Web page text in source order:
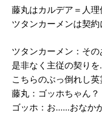
藤丸はカルデア＝人理
ツタンカーメンは契約
ツタンカーメン：そ
是非なく主従の契り
こちらのぶっ倒れし
藤丸：ゴッホちゃん？
ゴッホ：お……おなか